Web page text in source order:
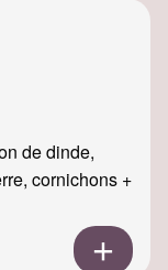
de dinde,
cornichons +